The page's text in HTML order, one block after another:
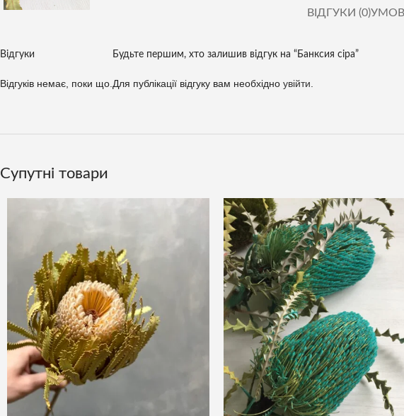
ВІДГУКИ (0)
Відгуки
Відгуків немає, поки що.
Будьте першим, хто залишив відгук на “Банксия сіра”
Для публікації відгуку вам необхідно увійти
Супутні товари